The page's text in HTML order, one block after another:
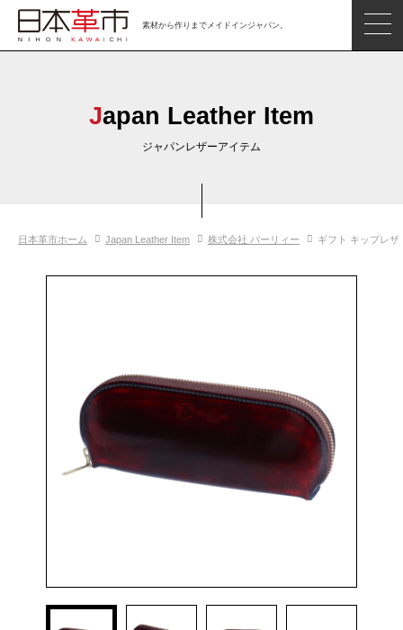
素材から作りまでメイドインジャパン。
革市通信
日本の革の良さを知ろう
Japan Leather Item
ジャパンレザーアイテム
日本革市ホーム Japan Leather Item 株式会社 パーリィー ギフト キップレ